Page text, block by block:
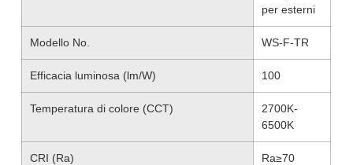
per esterni
Modello No. WS-F-TR
Efficacia luminosa (lm/W) 100
Temperatura di colore (CCT)
2700K-
6500K
CRI (Ra) Ra≥70